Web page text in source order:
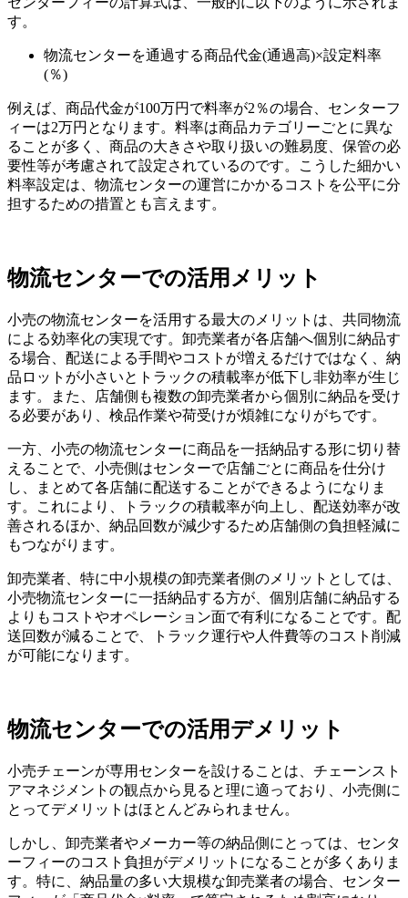
す。
物流センターを通過する商品代金(通過高)×設定料率
(％)
例えば、商品代金が100万円で料率が2％の場合、センターフ
ィーは2万円となります。料率は商品カテゴリーごとに異な
ることが多く、商品の大きさや取り扱いの難易度、保管の必
要性等が考慮されて設定されているのです。こうした細かい
料率設定は、物流センターの運営にかかるコストを公平に分
担するための措置とも言えます。
物流センターでの活用メリット
小売の物流センターを活用する最大のメリットは、共同物流
による効率化の実現です。卸売業者が各店舗へ個別に納品す
る場合、配送による手間やコストが増えるだけではなく、納
品ロットが小さいとトラックの積載率が低下し非効率が生じ
ます。また、店舗側も複数の卸売業者から個別に納品を受け
る必要があり、検品作業や荷受けが煩雑になりがちです。
一方、小売の物流センターに商品を一括納品する形に切り替
えることで、小売側はセンターで店舗ごとに商品を仕分け
し、まとめて各店舗に配送することができるようになりま
す。これにより、トラックの積載率が向上し、配送効率が改
善されるほか、納品回数が減少するため店舗側の負担軽減に
もつながります。
卸売業者、特に中小規模の卸売業者側のメリットとしては、
小売物流センターに一括納品する方が、個別店舗に納品する
よりもコストやオペレーション面で有利になることです。配
送回数が減ることで、トラック運行や人件費等のコスト削減
が可能になります。
物流センターでの活用デメリット
小売チェーンが専用センターを設けることは、チェーンスト
アマネジメントの観点から見ると理に適っており、小売側に
とってデメリットはほとんどみられません。
しかし、卸売業者やメーカー等の納品側にとっては、センタ
ーフィーのコスト負担がデメリットになることが多くありま
す。特に、納品量の多い大規模な卸売業者の場合、センター